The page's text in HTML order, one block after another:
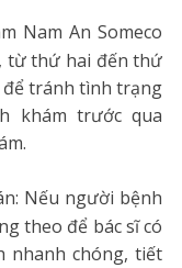
Nam An Someco
từ thứ hai đến thứ
để tránh tình trạng
khám trước qua
Nếu người bệnh
theo để bác sĩ có
nhanh chóng, tiết